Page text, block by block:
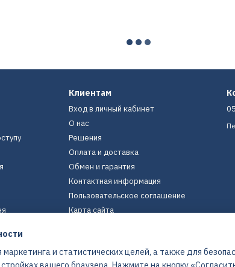
Клиентам
Вход в личный кабинет
О нас
Решения
Оплата и доставка
Обмен и гарантия
Контактная информация
Пользовательское соглашение
Карта сайта
и статистических целей, а также для